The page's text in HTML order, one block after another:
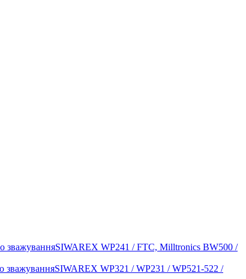
SIWAREX WP241 / FTC, Milltronics BW500 /
SIWAREX WP321 / WP231 / WP521-522 /